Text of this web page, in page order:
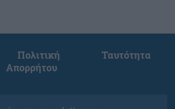
Πολιτική
Απορρήτου
Ταυτότητα